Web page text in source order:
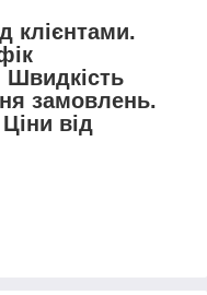
клієнтами.
Швидкість
замовлень.
від